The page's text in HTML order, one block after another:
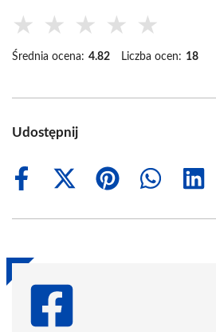
★ ★ ★ ★ ★
Średnia ocena: 4.82 Liczba ocen: 18
Udostępnij
Share
Share
(Twitter)
Share
Share